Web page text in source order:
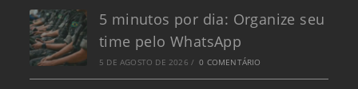
5 minutos por dia: Organize seu
time pelo WhatsApp
5 DE AGOSTO DE 2026 / 0 COMENTÁRIO